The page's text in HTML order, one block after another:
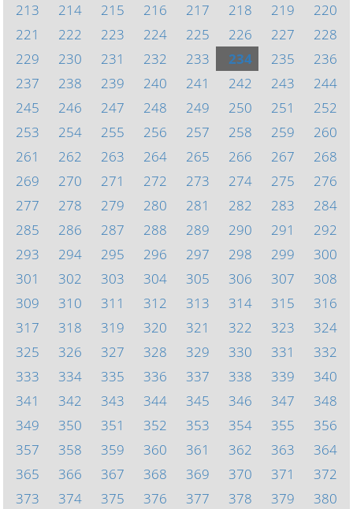
213
214 215 216 217 218 219
220
221
222 223 224 225 226 227
228
229
230 231 232 233 234 235
236
237
238 239 240 241 242 243
244
245
246 247 248 249 250 251
252
253
254 255 256 257 258 259
260
261
262 263 264 265 266 267
268
269
270 271 272 273 274 275
276
277
278 279 280 281 282 283
284
285
286 287 288 289 290 291
292
293
294 295 296 297 298 299
300
301
302 303 304 305 306 307
308
309
310 311 312 313 314 315
316
317
318 319 320 321 322 323
324
325
326 327 328 329 330 331
332
333
334 335 336 337 338 339
340
341
342 343 344 345 346 347
348
349
350 351 352 353 354 355
356
357
358 359 360 361 362 363
364
365
366 367 368 369 370 371
372
373
374 375 376 377 378 379 380